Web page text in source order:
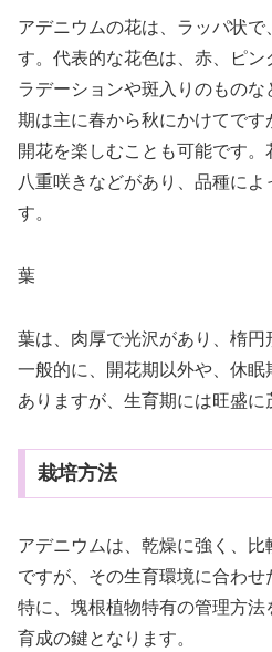
アデニウムの花は、ラッパ状
す。代表的な花色は、赤、ピ
ラデーションや斑入りのもの
期は主に春から秋にかけてで
開花を楽しむことも可能です。
八重咲きなどがあり、品種に
す。
葉
葉は、肉厚で光沢があり、楕円
一般的に、開花期以外や、休
ありますが、生育期には旺盛に
栽培方法
アデニウムは、乾燥に強く、
ですが、その生育環境に合わせ
特に、塊根植物特有の管理方
育成の鍵となります。